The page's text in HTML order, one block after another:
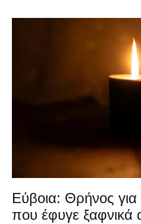
Εύβοια: Θρήνος
που έφυγε ξαφνικά